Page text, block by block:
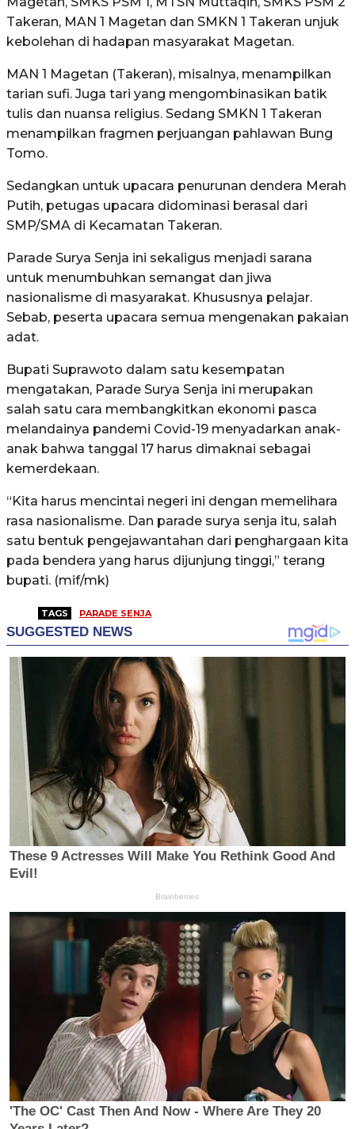
Takeran, MAN 1 Magetan dan SMKN 1 Takeran unjuk
kebolehan di hadapan masyarakat Magetan.
MAN 1 Magetan (Takeran), misalnya, menampilkan
tarian sufi. Juga tari yang mengombinasikan batik
tulis dan nuansa religius. Sedang SMKN 1 Takeran
menampilkan fragmen perjuangan pahlawan Bung
Tomo.
Sedangkan untuk upacara penurunan dendera Merah
Putih, petugas upacara didominasi berasal dari
SMP/SMA di Kecamatan Takeran.
Parade Surya Senja ini sekaligus menjadi sarana
untuk menumbuhkan semangat dan jiwa
nasionalisme di masyarakat. Khususnya pelajar.
Sebab, peserta upacara semua mengenakan pakaian
adat.
Bupati Suprawoto dalam satu kesempatan
mengatakan, Parade Surya Senja ini merupakan
salah satu cara membangkitkan ekonomi pasca
melandainya pandemi Covid-19 menyadarkan anak-
anak bahwa tanggal 17 harus dimaknai sebagai
kemerdekaan.
“Kita harus mencintai negeri ini dengan memelihara
rasa nasionalisme. Dan parade surya senja itu, salah
satu bentuk pengejawantahan dari penghargaan kita
pada bendera yang harus dijunjung tinggi,” terang
bupati. (mif/mk)
TAGS PARADE SENJA